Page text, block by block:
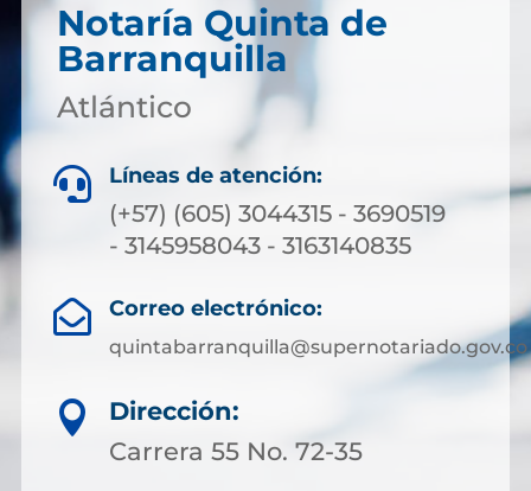
Notaría Quinta de
Barranquilla
Atlántico
 Líneas de atención:
(+57) (605) 3044315 - 3690519
- 3145958043 - 3163140835
 Correo electrónico:
quintabarranquilla@supernotariado.gov.co

Dirección:
Carrera 55 No. 72-35